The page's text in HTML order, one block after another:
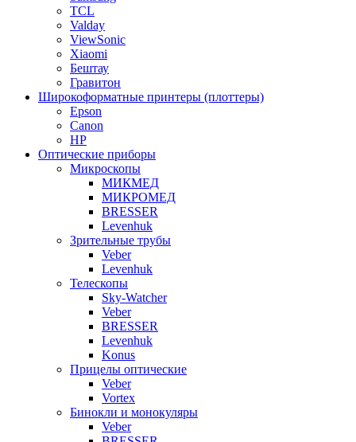
TCL
Valday
ViewSonic
Xiaomi
Бештау
Гравитон
Широкоформатные принтеры (плоттеры)
Epson
Canon
HP
Оптические приборы
Микроскопы
МИКМЕД
МИКРОМЕД
BRESSER
Levenhuk
Зрительные трубы
Veber
Levenhuk
Телескопы
Sky-Watcher
Veber
BRESSER
Levenhuk
Konus
Прицелы оптические
Veber
Vortex
Бинокли и монокуляры
Veber